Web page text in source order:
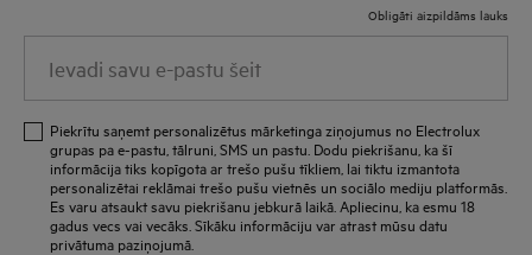
Obligāti aizpildāms lauks
savu
pastu
šeit
Piekrītu saņemt personalizētus mārketinga ziņojumus no Electrolux
grupas pa e-pastu, tālruni, SMS un pastu. Dodu piekrišanu, ka šī
informācija tiks kopīgota ar trešo pušu tīkliem, lai tiktu izmantota
personalizētai reklāmai trešo pušu vietnēs un sociālo mediju platformās.
Es varu atsaukt savu piekrišanu jebkurā laikā. Apliecinu, ka esmu 18
gadus vecs vai vecāks. Sīkāku informāciju var atrast mūsu datu
privātuma paziņojumā.